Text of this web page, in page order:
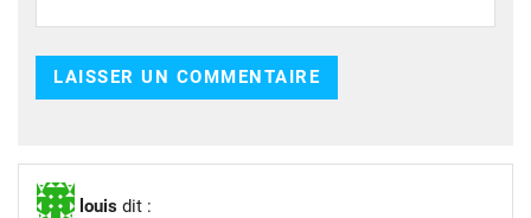
louis dit :